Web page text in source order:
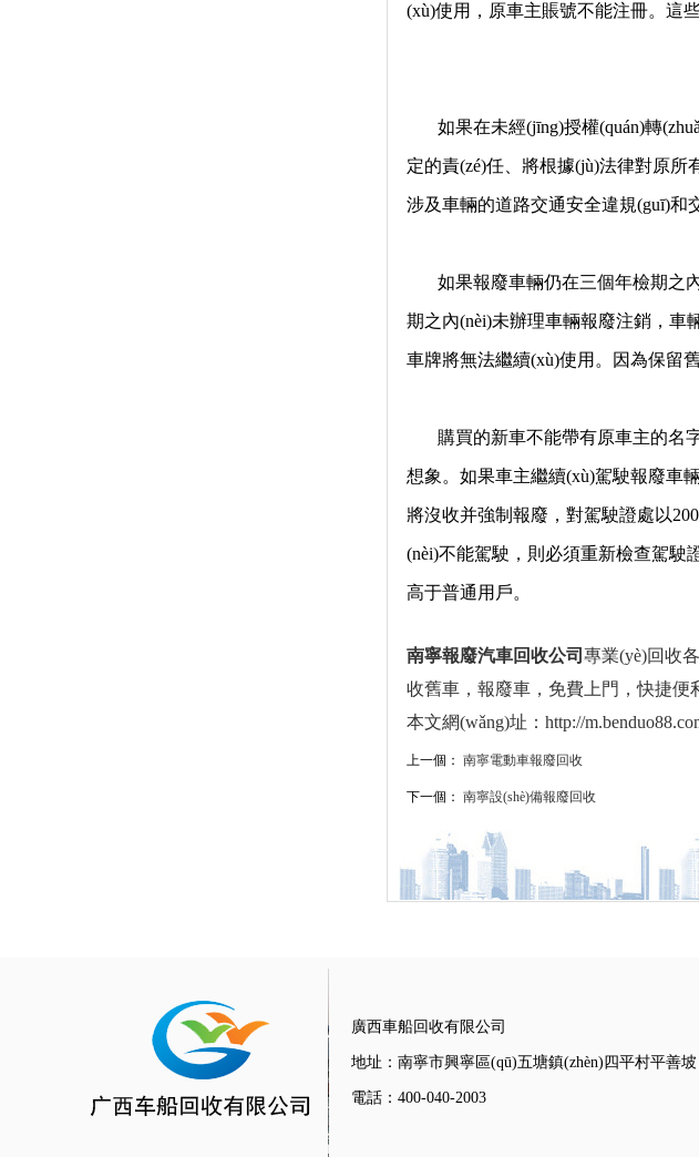
(xù)使用，原車主賬號不能注冊。這
如果在未經(jīng)授權(quán)轉
定的責(zé)任、將根據(jù)法律對原
涉及車輛的道路交通安全違規(guī)和
如果報廢車輛仍在三個年檢期之
期之內(nèi)未辦理車輛報廢注銷，車
車牌將無法繼續(xù)使用。因為保留
購買的新車不能帶有原車主的名
想象。如果車主繼續(xù)駕駛報廢車
將沒收并強制報廢，對駕駛證處以
(nèi)不能駕駛，則必須重新檢查駕駛
高于普通用戶。
南寧報廢汽車回收公司 專業(yè)回收
收舊車，報廢車，免費上門，快捷便
本文網(wǎng)址：http://
上一個： 南寧電動車報廢回收
下一個： 南寧設(shè)備報廢回收
廣西車船回收有限公司
地址：南寧市興寧區(qū)五塘鎮(zhèn)四平村平善
電話：400-040-2003